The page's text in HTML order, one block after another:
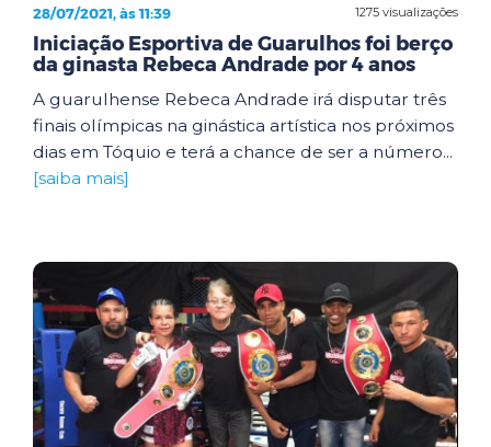
1275 visualizações
28/07/2021, às 11:39
Iniciação Esportiva de Guarulhos foi berço
da ginasta Rebeca Andrade por 4 anos
A guarulhense Rebeca Andrade irá disputar três
finais olímpicas na ginástica artística nos próximos
dias em Tóquio e terá a chance de ser a número...
[saiba mais]